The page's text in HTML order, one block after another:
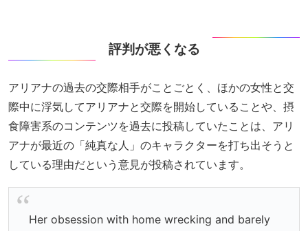
評判が悪くなる
アリアナの過去の交際相手がことごとく、ほかの女性と交
際中に浮気してアリアナと交際を開始していることや、摂
食障害系のコンテンツを過去に投稿していたことは、アリ
アナが最近の「純真な人」のキャラクターを打ち出そうと
している理由だという意見が投稿されています。
Her obsession with home wrecking and barely